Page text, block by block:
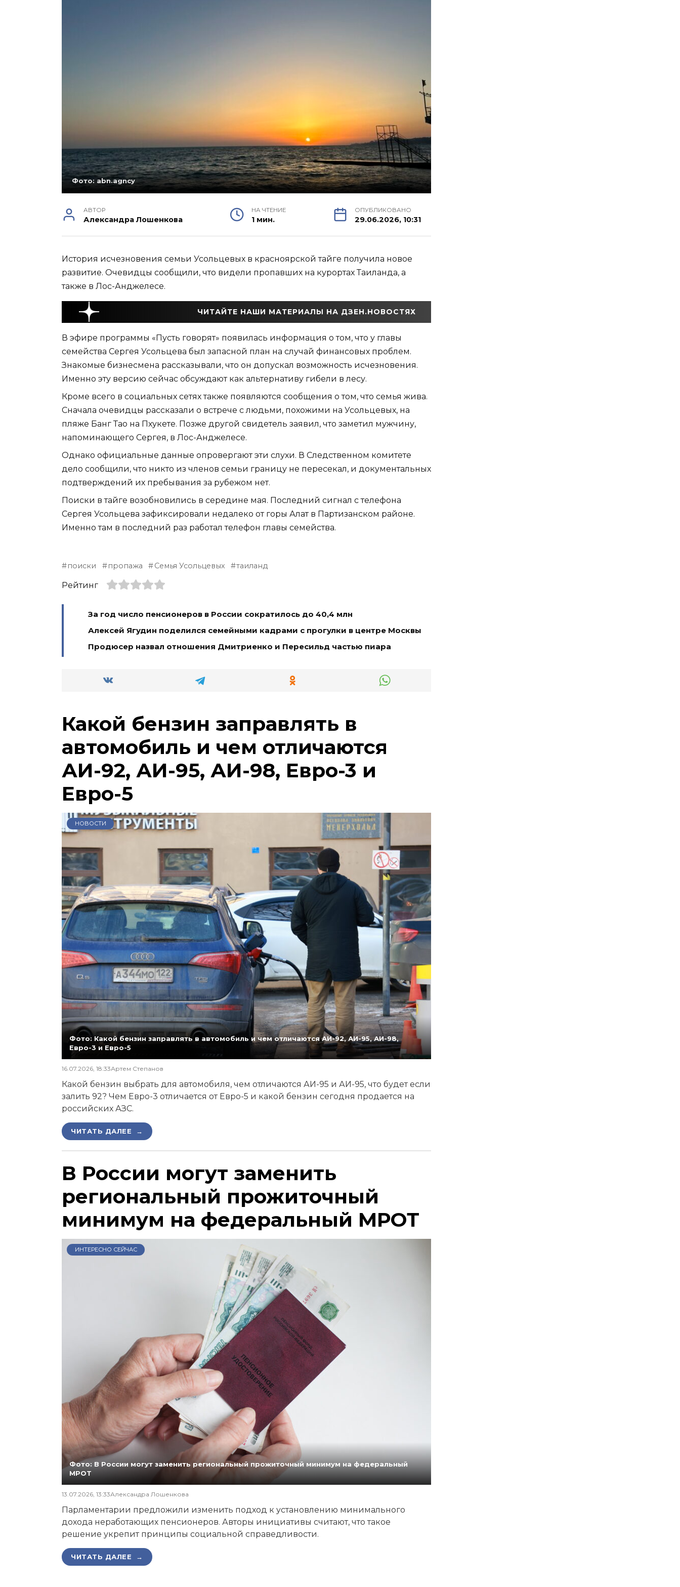
Фото: abn.agncy
АВТОР
Александра Лошенкова
НА ЧТЕНИЕ
1 мин.
ОПУБЛИКОВАНО
29.06.2026, 10:31
История исчезновения семьи Усольцевых в красноярской тайге получила новое
развитие. Очевидцы сообщили, что видели пропавших на курортах Таиланда, а
также в Лос-Анджелесе.
ЧИТАЙТЕ НАШИ МАТЕРИАЛЫ НА ДЗЕН.НОВОСТЯХ
В эфире программы «Пусть говорят» появилась информация о том, что у главы
семейства Сергея Усольцева был запасной план на случай финансовых проблем.
Знакомые бизнесмена рассказывали, что он допускал возможность исчезновения.
Именно эту версию сейчас обсуждают как альтернативу гибели в лесу.
Кроме всего в социальных сетях также появляются сообщения о том, что семья жива.
Сначала очевидцы рассказали о встрече с людьми, похожими на Усольцевых, на
пляже Банг Тао на Пхукете. Позже другой свидетель заявил, что заметил мужчину,
напоминающего Сергея, в Лос-Анджелесе.
Однако официальные данные опровергают эти слухи. В Следственном комитете
дело сообщили, что никто из членов семьи границу не пересекал, и документальных
подтверждений их пребывания за рубежом нет.
Поиски в тайге возобновились в середине мая. Последний сигнал с телефона
Сергея Усольцева зафиксировали недалеко от горы Алат в Партизанском районе.
Именно там в последний раз работал телефон главы семейства.
поиски пропажа Семья Усольцевых таиланд
Рейтинг
За год число пенсионеров в России сократилось до 40,4 млн
Алексей Ягудин поделился семейными кадрами с прогулки в центре Москвы
Продюсер назвал отношения Дмитриенко и Пересильд частью пиара
Какой бензин заправлять в
автомобиль и чем отличаются
АИ-92, АИ-95, АИ-98, Евро-3 и
Евро-5
НОВОСТИ
Фото: Какой бензин заправлять в автомобиль и чем отличаются АИ-92, АИ-95, АИ-98,
Евро-3 и Евро-5
16.07.2026, 18:33Артем Степанов
Какой бензин выбрать для автомобиля, чем отличаются АИ-95 и АИ-95, что будет если
залить 92? Чем Евро-3 отличается от Евро-5 и какой бензин сегодня продается на
российских АЗС.
ЧИТАТЬ ДАЛЕЕ →
В России могут заменить
региональный прожиточный
минимум на федеральный МРОТ
ИНТЕРЕСНО СЕЙЧАС
Фото: В России могут заменить региональный прожиточный минимум на федеральный
МРОТ
13.07.2026, 13:33Александра Лошенкова
Парламентарии предложили изменить подход к установлению минимального
дохода неработающих пенсионеров. Авторы инициативы считают, что такое
решение укрепит принципы социальной справедливости.
ЧИТАТЬ ДАЛЕЕ →